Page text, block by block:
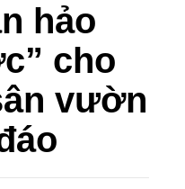
hảo
cho
vườn